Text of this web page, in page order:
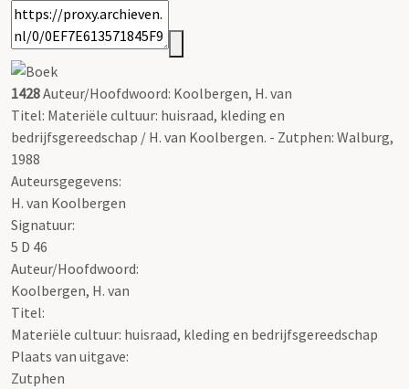
1428Auteur/Hoofdwoord: Koolbergen, H. van
Titel: Materiële cultuur: huisraad, kleding en
bedrijfsgereedschap / H. van Koolbergen. - Zutphen: Walburg,
1988
Auteursgegevens:
H. van Koolbergen
Signatuur:
5 D 46
Auteur/Hoofdwoord:
Koolbergen, H. van
Titel:
Materiële cultuur: huisraad, kleding en bedrijfsgereedschap
Plaats van uitgave:
Zutphen